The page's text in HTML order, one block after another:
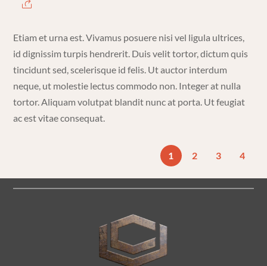
Etiam et urna est. Vivamus posuere nisi vel ligula ultrices,
id dignissim turpis hendrerit. Duis velit tortor, dictum quis
tincidunt sed, scelerisque id felis. Ut auctor interdum
neque, ut molestie lectus commodo non. Integer at nulla
tortor. Aliquam volutpat blandit nunc at porta. Ut feugiat
ac est vitae consequat.
1 2 3 4